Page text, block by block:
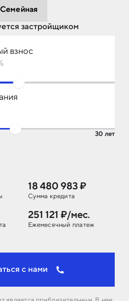
Семейная
застройщиком
взнос
30 лет
18 480 983 ₽
Сумма кредита
251 121 ₽/мес.
Ежемесячный платеж
с нами